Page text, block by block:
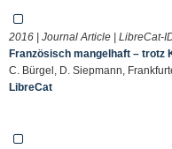
2016 | Journal Article | LibreCat-
Französisch mangelhaft – trotz
C. Bürgel, D. Siepmann,
LibreCat